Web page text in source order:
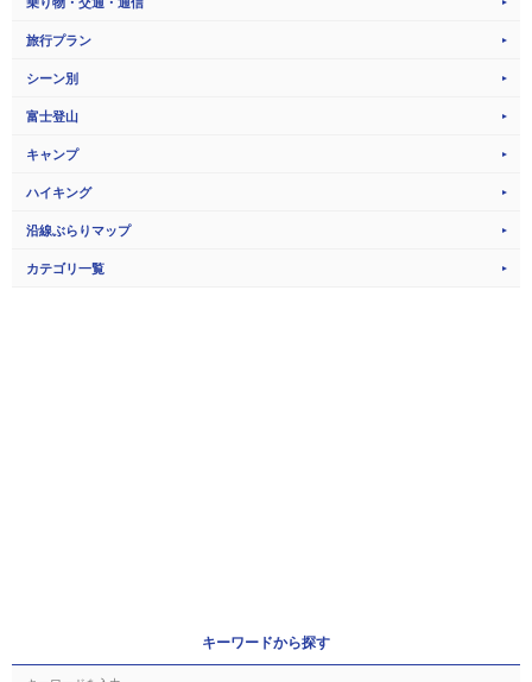
旅行プラン
シーン別
富士登山
キャンプ
ハイキング
沿線ぶらりマップ
カテゴリ一覧
キーワードから探す